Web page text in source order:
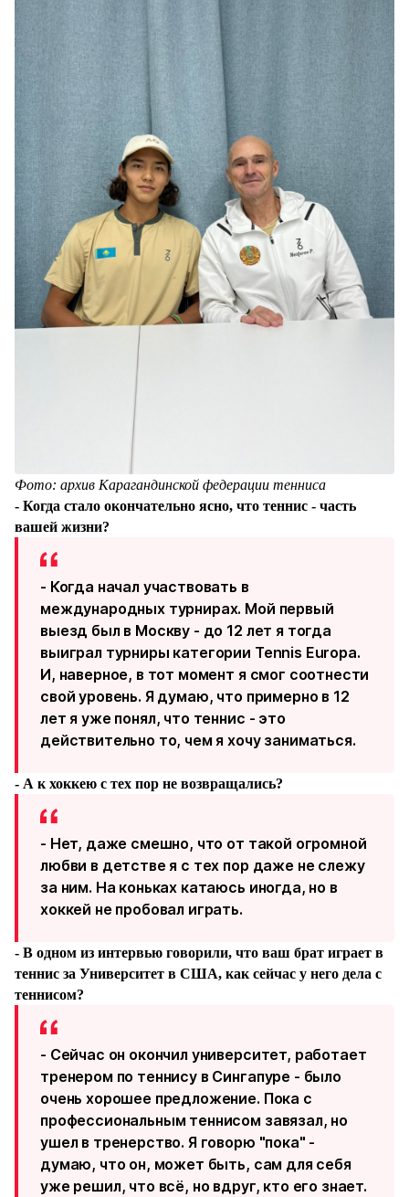
Фото: архив Карагандинской федерации тенниса
- Когда стало окончательно ясно, что теннис - часть
вашей жизни?
- Когда начал участвовать в
международных турнирах. Мой первый
выезд был в Москву - до 12 лет я тогда
выиграл турниры категории Tennis Europa.
И, наверное, в тот момент я смог соотнести
свой уровень. Я думаю, что примерно в 12
лет я уже понял, что теннис - это
действительно то, чем я хочу заниматься.
- А к хоккею с тех пор не возвращались?
- Нет, даже смешно, что от такой огромной
любви в детстве я с тех пор даже не слежу
за ним. На коньках катаюсь иногда, но в
хоккей не пробовал играть.
- В одном из интервью говорили, что ваш брат играет в
теннис за Университет в США, как сейчас у него дела с
теннисом?
- Сейчас он окончил университет, работает
тренером по теннису в Сингапуре - было
очень хорошее предложение. Пока с
профессиональным теннисом завязал, но
ушел в тренерство. Я говорю "пока" -
думаю, что он, может быть, сам для себя
уже решил, что всё, но вдруг, кто его знает.